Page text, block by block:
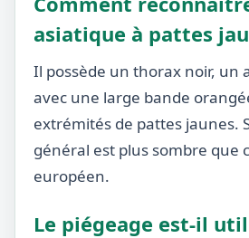
asiatique à pattes
Il possède un thorax noir, un
avec une large bande
extrémités de pattes jaunes.
général est plus sombre que
européen.
Le piégeage est-il